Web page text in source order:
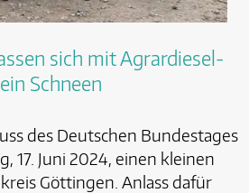
sich mit Agrardiesel-
Schneen
des Deutschen Bundestages
17. Juni 2024, einen kleinen
Göttingen. Anlass dafür